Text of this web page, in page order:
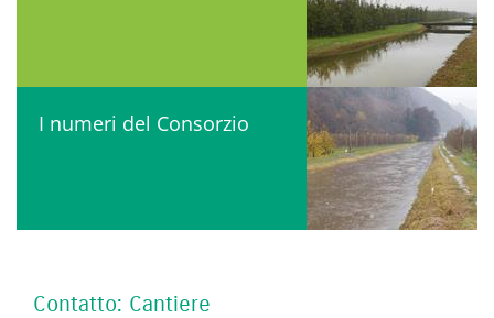
I numeri del Consorzio
Contatto: Cantiere